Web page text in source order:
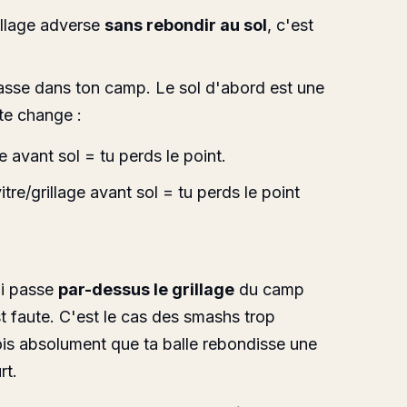
adverse sans rebondir au sol, c'est
dans ton camp. Le sol d'abord est une
change :
avant sol = tu perds le point.
grillage avant sol = tu perds le point
passe par-dessus le grillage du camp
faute. C'est le cas des smashs trop
absolument que ta balle rebondisse une